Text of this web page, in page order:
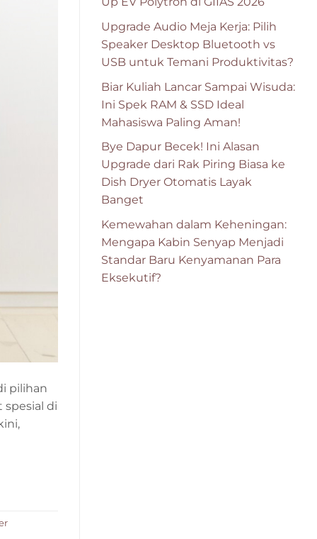
pilihan
di
Upgrade Audio Meja Kerja: Pilih
Speaker Desktop Bluetooth vs
USB untuk Temani Produktivitas?
Biar Kuliah Lancar Sampai Wisuda:
Ini Spek RAM & SSD Ideal
Mahasiswa Paling Aman!
Bye Dapur Becek! Ini Alasan
Upgrade dari Rak Piring Biasa ke
Dish Dryer Otomatis Layak
Banget
Kemewahan dalam Keheningan:
Mengapa Kabin Senyap Menjadi
Standar Baru Kenyamanan Para
Eksekutif?